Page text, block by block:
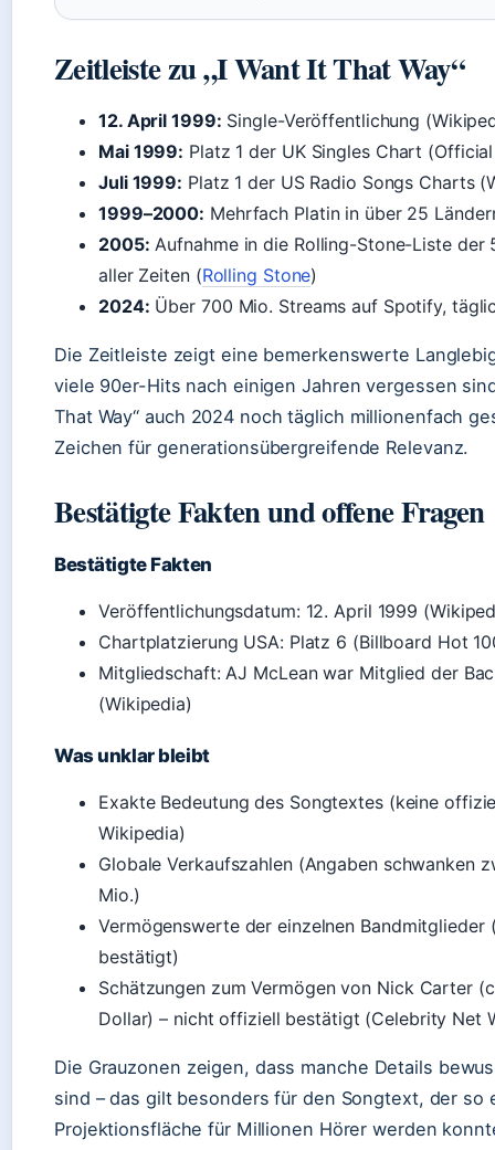
Zeitleiste zu „I Want It That Way“
12. April 1999: Single-Veröffentlichung
Mai 1999: Platz 1 der UK Singles Chart
Juli 1999: Platz 1 der US Radio Songs Charts
1999–2000: Mehrfach Platin in über 25
2005: Aufnahme in die Rolling-Stone-Liste der
aller Zeiten (Rolling Stone)
2024: Über 700 Mio. Streams auf Spotify,
Die Zeitleiste zeigt eine bemerkenswerte
viele 90er-Hits nach einigen Jahren vergessen
That Way“ auch 2024 noch täglich millionenfach
Zeichen für generationsübergreifende Relevanz.
Bestätigte Fakten und offene Fragen
Bestätigte Fakten
Veröffentlichungsdatum: 12. April 1999
Chartplatzierung USA: Platz 6 (Billboard Hot
Mitgliedschaft: AJ McLean war Mitglied der
(Wikipedia)
Was unklar bleibt
Exakte Bedeutung des Songtextes (keine
Wikipedia)
Globale Verkaufszahlen (Angaben schwanken
Mio.)
Vermögenswerte der einzelnen
bestätigt)
Schätzungen zum Vermögen von Nick Carter
Dollar) – nicht offiziell bestätigt (Celebrity Net
Die Grauzonen zeigen, dass manche Details
sind – das gilt besonders für den Songtext, der so
Projektionsfläche für Millionen Hörer werden